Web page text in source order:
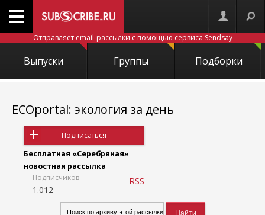
Отправляет email-рассылки с помощью сервиса Sendsay
Выпуски Группы Подборки
ECOportal: экология за день
Подписаться
Бесплатная «Серебряная»
новостная рассылка
Подписчиков
1.012
RSS